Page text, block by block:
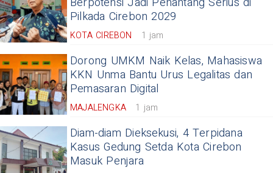
Pilkada Cirebon 2029
KOTA CIREBON 1 jam
Dorong UMKM Naik Kelas, Mahasiswa
KKN Unma Bantu Urus Legalitas dan
Pemasaran Digital
MAJALENGKA 1 jam
Diam-diam Dieksekusi, 4 Terpidana
Kasus Gedung Setda Kota Cirebon
Masuk Penjara